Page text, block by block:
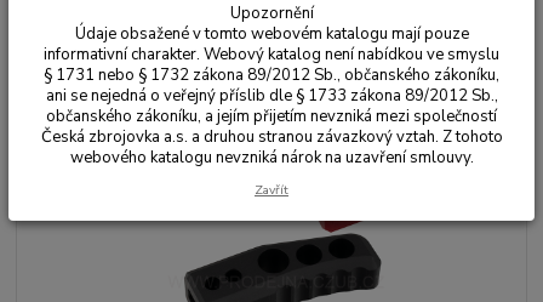
Upozornění
Údaje obsažené v tomto webovém katalogu mají pouze
informativní charakter. Webový katalog není nabídkou ve smyslu
§ 1731 nebo § 1732 zákona 89/2012 Sb., občanského zákoníku,
ani se nejedná o veřejný příslib dle § 1733 zákona 89/2012 Sb.,
občanského zákoníku, a jejím přijetím nevzniká mezi společností
Česká zbrojovka a.s. a druhou stranou závazkový vztah. Z tohoto
webového katalogu nevzniká nárok na uzavření smlouvy.
Zavřít